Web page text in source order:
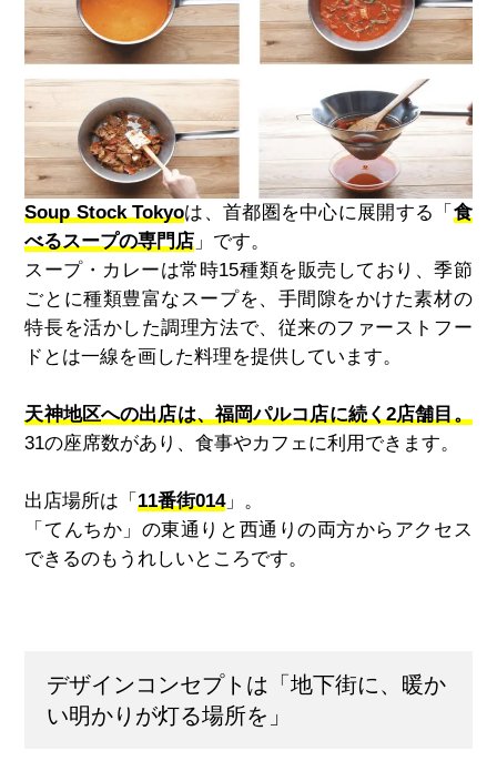
Soup Stock Tokyoは、首都圏を中心に展開する「 食
べるスープの専門店 」です。
スープ・カレーは常時15種類を販売しており、季節
ごとに種類豊富なスープを、手間隙をかけた素材の
特長を活かした調理方法で、従来のファーストフー
ドとは一線を画した料理を提供しています。
天神地区への出店は、福岡パルコ店に続く2店舗目。
31の座席数があり、食事やカフェに利用できます。
出店場所は「11番街014」。
「てんちか」の東通りと西通りの両方からアクセス
できるのもうれしいところです。
デザインコンセプトは「地下街に、暖か
い明かりが灯る場所を」